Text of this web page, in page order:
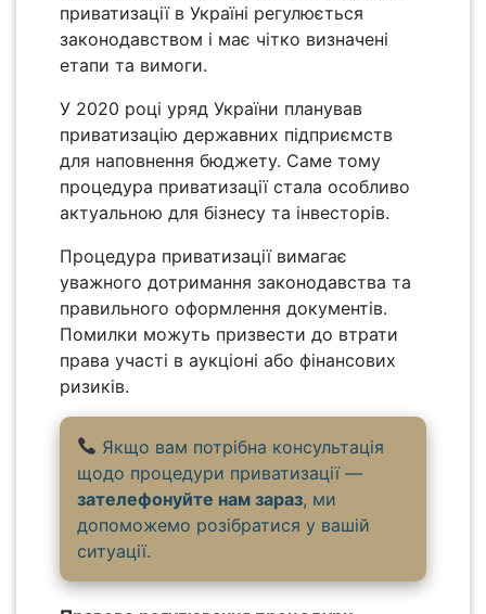
приватизації в Україні регулюється
законодавством і має чітко визначені
етапи та вимоги.
У 2020 році уряд України планував
приватизацію державних підприємств
для наповнення бюджету. Саме тому
процедура приватизації стала особливо
актуальною для бізнесу та інвесторів.
Процедура приватизації вимагає
уважного дотримання законодавства та
правильного оформлення документів.
Помилки можуть призвести до втрати
права участі в аукціоні або фінансових
ризиків.
Якщо вам потрібна консультація
щодо процедури приватизації —
зателефонуйте нам зараз, ми
допоможемо розібратися у вашій
ситуації.